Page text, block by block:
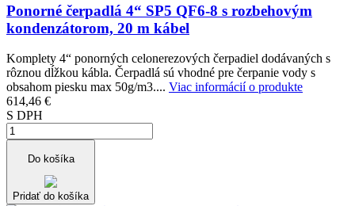
Ponorné čerpadlá 4“ SP5 QF6-8 s rozbehovým
kondenzátorom, 20 m kábel
Komplety 4“ ponorných celonerezových čerpadiel dodávaných s
rôznou dĺžkou kábla. Čerpadlá sú vhodné pre čerpanie vody s
obsahom piesku max 50g/m3.... Viac informácií o produkte
614,46 €
S DPH
Do košíka
Pridať do košíka